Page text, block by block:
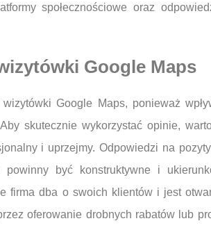
społecznościowe oraz
Google Maps
Google Maps, ponieważ
skutecznie wykorzystać opinie,
i uprzejmy. Odpowiedzi na
być konstruktywne i
firma dba o swoich klientów i jest
oferowanie drobnych rabatów lub